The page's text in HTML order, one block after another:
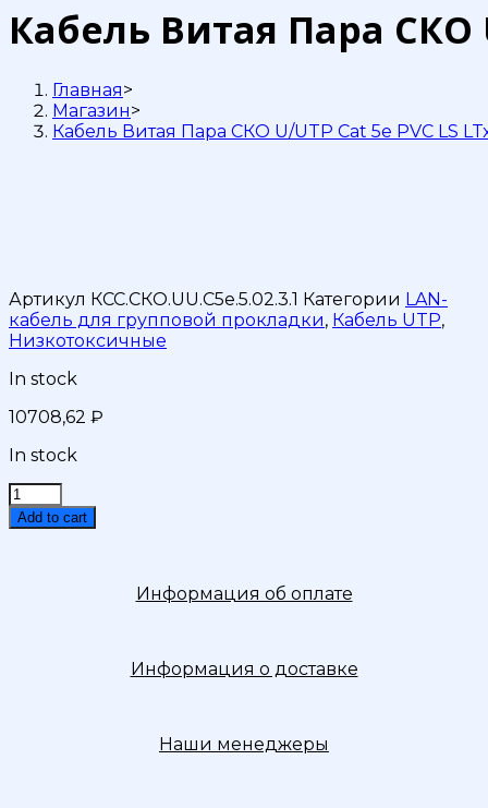
Сat
5e
LTx
нг(А)-
LSLTx
Кабель Витая Пара СКО
Главная>
Магазин>
Кабель Витая Пара СКО U/UTP Сat 5e PVC LS
Артикул КСС.СКО.UU.C5e.5.02.3.1 Категории LAN-
кабель для групповой прокладки, Кабель UTP,
Низкотоксичные
In stock
10708,62 ₽
In stock
Кабель
Витая
Пара
Add to cart
Информация об оплате
Информация о доставке
Наши менеджеры